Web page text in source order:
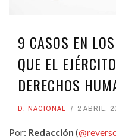
9 CASOS EN
QUE EL
DERECHOS
D, NACIONAL 2 ABRIL,
Por: Redacción (